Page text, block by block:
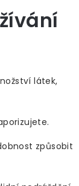
látek,
způsobit